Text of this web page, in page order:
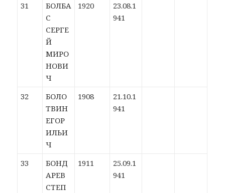
31
БОЛБА
С
СЕРГЕ
Й
МИРО
НОВИ
Ч
1920
23.08.1
941
32
БОЛО
ТВИН
ЕГОР
ИЛЬИ
Ч
1908
21.10.1
941
33
БОНД
АРЕВ
СТЕП
1911
25.09.1
941